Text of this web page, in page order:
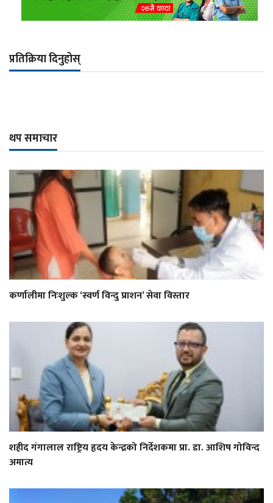
प्रतिक्रिया दिनुहोस्
थप समाचार
कर्णालीमा निःशुल्क ‘स्वर्ण विन्दु प्राशन’ सेवा विस्तार
शहीद गंगालाल राष्ट्रिय हृदय केन्द्रको निर्देशकमा प्रा. डा. आशिष गोविन्द
अमात्य